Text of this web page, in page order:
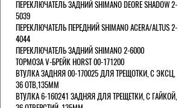
ПЕРЕКЛЮЧАТЕЛЬ ЗАДНИЙ SHIMANO DEORE SHADOW 2-
5039
ПЕРЕКЛЮЧАТЕЛЬ ПЕРЕДНИЙ SHIMANO ACERA/ALTUS 2-
4044
ПЕРЕКЛЮЧАТЕЛЬ ЗАДНИЙ SHIMANO 2-6000
ТОРМОЗА V-БРЕЙК HORST 00-171200
ВТУЛКА ЗАДНЯЯ 00-170025 ДЛЯ ТРЕЩОТКИ, С ЭКСЦ,
36 ОТВ,135ММ
ВТУЛКА 6-160241 ЗАДНЯЯ ДЛЯ ТРЕЩЕТКИ, С ГАЙКОЙ,